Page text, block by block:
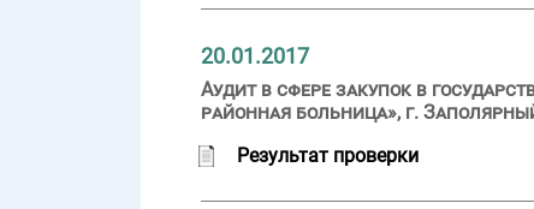
20.01.2017
Аудит в сфере закупок в
районная больница», г.
Результат проверки